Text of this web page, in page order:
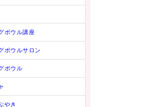
ボウル講座
ボウルサロン
ボウル
やき